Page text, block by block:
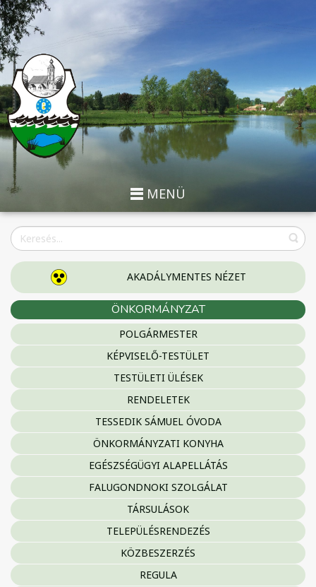
MENÜ
AKADÁLYMENTES NÉZET
ÖNKORMÁNYZAT
POLGÁRMESTER
KÉPVISELŐ-TESTÜLET
TESTÜLETI ÜLÉSEK
RENDELETEK
TESSEDIK SÁMUEL ÓVODA
ÖNKORMÁNYZATI KONYHA
EGÉSZSÉGÜGYI ALAPELLÁTÁS
FALUGONDNOKI SZOLGÁLAT
TÁRSULÁSOK
TELEPÜLÉSRENDEZÉS
KÖZBESZERZÉS
REGULA